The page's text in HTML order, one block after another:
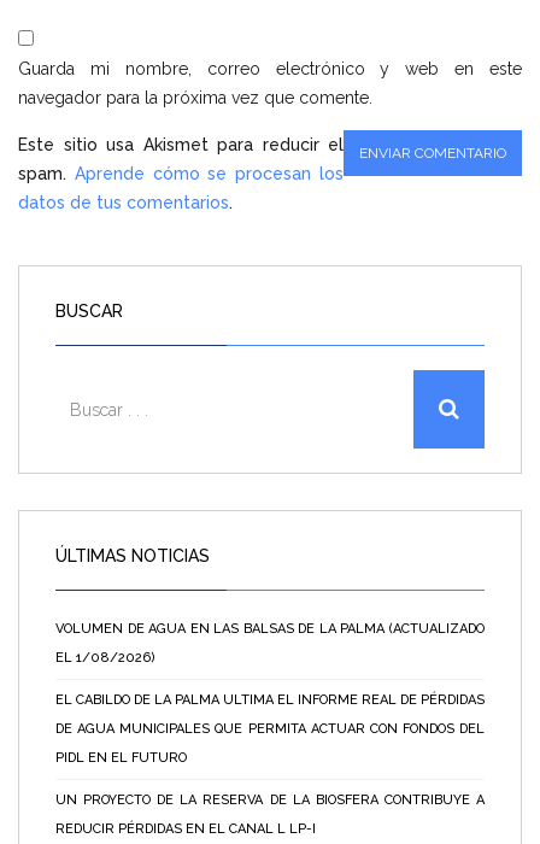
Guarda mi nombre, correo electrónico y web en este
navegador para la próxima vez que comente.
Este sitio usa Akismet para reducir el
spam. Aprende cómo se procesan los
datos de tus comentarios.
BUSCAR
ÚLTIMAS NOTICIAS
VOLUMEN DE AGUA EN LAS BALSAS DE LA PALMA (ACTUALIZADO
EL 1/08/2026)
EL CABILDO DE LA PALMA ULTIMA EL INFORME REAL DE PÉRDIDAS
DE AGUA MUNICIPALES QUE PERMITA ACTUAR CON FONDOS DEL
PIDL EN EL FUTURO
UN PROYECTO DE LA RESERVA DE LA BIOSFERA CONTRIBUYE A
REDUCIR PÉRDIDAS EN EL CANAL L LP-I